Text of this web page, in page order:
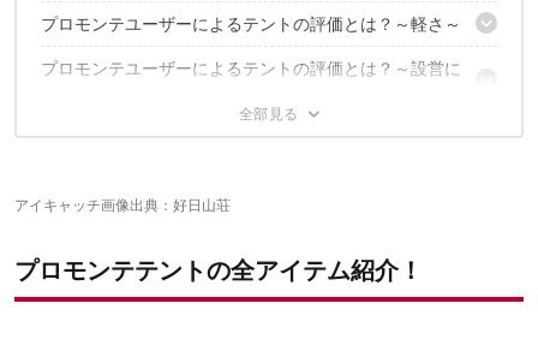
プロモンテ 3人用超軽量山岳テント VL35
プロモンテ 2人用VL・VSシリーズテント用外張 VL25S
プロモンテのテントVL25評価評判、口コミリサーチ！
プロモンテのテントVL25を他メーカーと比較すると…？
プロモンテユーザーによるテントの評価とは？～軽さ～
プロモンテのテントVL25評価評判、口コミリサーチ！
プロモンテのテントVL25の軽さについてまとめると…？
プロモンテユーザーによるテントの評価とは？～設営に
プロモンテユーザーによるテントの総合評価は？
アイキャッチ画像出典： 好日山荘
プロモンテテントの全アイテム紹介！